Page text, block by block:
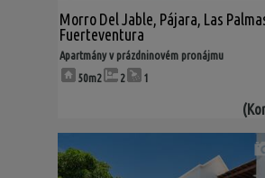
Morro Del Jable, Pájara, Las
Fuerteventura
Apartmány v prázdninovém pronájmu
50m2
2 1